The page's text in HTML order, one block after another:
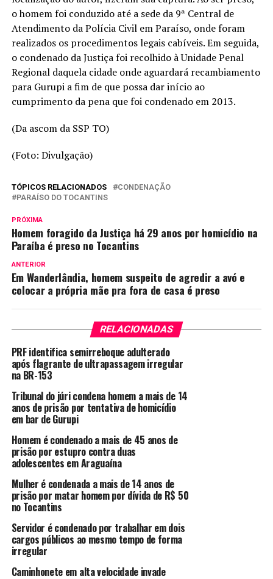
o homem foi conduzido até a sede da 9ª Central de
Atendimento da Polícia Civil em Paraíso, onde foram
realizados os procedimentos legais cabíveis. Em seguida,
o condenado da Justiça foi recolhido à Unidade Penal
Regional daquela cidade onde aguardará recambiamento
para Gurupi a fim de que possa dar início ao
cumprimento da pena que foi condenado em 2013.
(Da ascom da SSP TO)
(Foto: Divulgação)
TÓPICOS RELACIONADOS
CONDENAÇÃO
PARAÍSO DO TOCANTINS
PRÓXIMA
Homem foragido da Justiça há 29 anos por homicídio na
Paraíba é preso no Tocantins
ANTERIOR
Em Wanderlândia, homem suspeito de agredir a avó e
colocar a própria mãe pra fora de casa é preso
RELACIONADAS
PRF identifica semirreboque adulterado
após flagrante de ultrapassagem irregular
na BR-153
Tribunal do júri condena homem a mais de 14
anos de prisão por tentativa de homicídio
em bar de Gurupi
Homem é condenado a mais de 45 anos de
prisão por estupro contra duas
adolescentes em Araguaína
Mulher é condenada a mais de 14 anos de
prisão por matar homem por dívida de R$ 50
no Tocantins
Servidor é condenado por trabalhar em dois
cargos públicos ao mesmo tempo de forma
irregular
Caminhonete em alta velocidade invade